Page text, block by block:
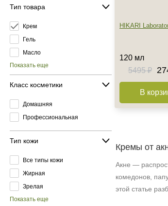
Тип товара
Крем
Гель
Масло
Показать еще
Класс косметики
Домашняя
Профессиональная
Тип кожи
Все типы кожи
Жирная
Зрелая
Показать еще
HIKARI
120 мл
5495 ₽
В
Кремы от
Акне —
комедонов,
этой статье